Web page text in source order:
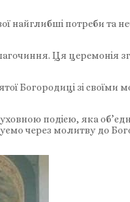
найглибші потреби та
Ця церемонія
Богородиці зі своїми
подією, яка
через молитву до